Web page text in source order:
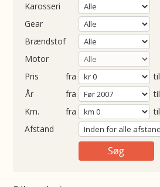
Karosseri
Gear
Brændstof
Motor
Pris
fra
til
fra
til
fra
til
Afstand